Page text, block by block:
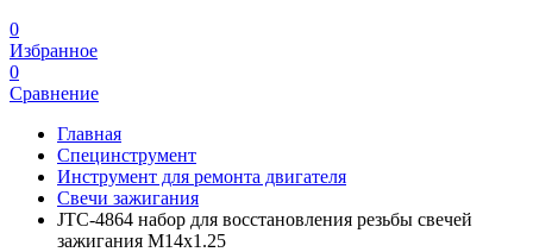
0
Избранное
0
Сравнение
Главная
Специнструмент
Инструмент для ремонта двигателя
Свечи зажигания
JTC-4864 набор для восстановления резьбы свечей
зажигания М14х1.25